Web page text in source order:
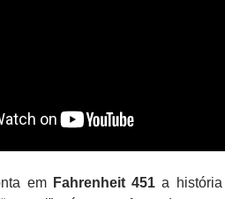
em Fahrenheit 451 a